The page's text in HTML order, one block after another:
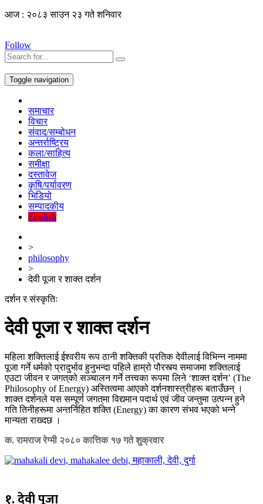
आज : २०८३ साउन २३ गते शनिवार
Follow
Toggle navigation
समाचार
विचार
संवाद/सम्बोधन
अन्तर्राष्ट्रिय
कला/साहित्य
समीक्षा
दस्तावेज
कृषि/पर्यावरण
भिडियो
सम्पादकीय
English
>
philosophy
>
देवी पूजा र शाक्त दर्शन
दर्शन र संस्कृतिः
देवी पूजा र शाक्त दर्शन
महिला शक्तिलाई ईश्वरीय रूप ठानी शक्तिकी प्रतिक देवीलाई विभिन्न नाममा
पूजा गर्ने धर्मको प्रादुर्भाव हुनुभन्दा पहिले हाम्रो पौरस्त्य समाजमा शक्तिलाई
एउटा जीवन र जगत्‌को सञ्चालन गर्ने तत्त्वका रूपमा लिने ‘शाक्त दर्शन’ (The
Philosophy of Energy) अस्तित्वमा आएको दर्शनशास्त्रीहरू बताउँछन् ।
शाक्त दर्शनले यस सम्पूर्ण जगत्‌मा विद्यमान पदार्थ एवं जीव जन्तुमा उत्पन्न हुने
गति तिनीहरूमा अन्तर्निहित शक्ति (Energy) का कारण संभव भएको भन्ने
मान्यता राख्दछ ।
क. रामराज रेग्मी २०८० कात्तिक १७ गते शुक्रवार
१. देवी पूजा